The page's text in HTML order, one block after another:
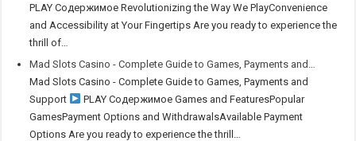
PLAY Содержимое Revolutionizing the Way We PlayConvenience
and Accessibility at Your Fingertips Are you ready to experience the
thrill of…
Mad Slots Casino - Complete Guide to Games, Payments and…
Mad Slots Casino - Complete Guide to Games, Payments and
Support
PLAY Содержимое Games and FeaturesPopular
GamesPayment Options and WithdrawalsAvailable Payment
Options Are you ready to experience the thrill…